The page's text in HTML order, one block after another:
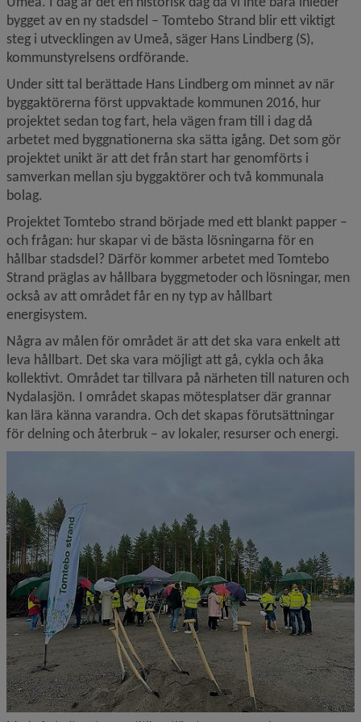
bygget av en ny stadsdel – Tomtebo Strand blir ett viktigt
steg i utvecklingen av Umeå, säger Hans Lindberg (S),
kommunstyrelsens ordförande.
Under sitt tal berättade Hans Lindberg om minnet av när
byggaktörerna först uppvaktade kommunen 2016, hur
projektet sedan tog fart, hela vägen fram till i dag då
arbetet med byggnationerna ska sätta igång. Det som gör
projektet unikt är att det från start har genomförts i
samverkan mellan sju byggaktörer och två kommunala
bolag.
Projektet Tomtebo strand började med ett blankt papper –
och frågan: hur skapar vi de bästa lösningarna för en
hållbar stadsdel? Därför kommer arbetet med Tomtebo
Strand präglas av hållbara byggmetoder och lösningar, men
också av att området får en ny typ av hållbart
energisystem.
Några av målen för området är att det ska vara enkelt att
leva hållbart. Det ska vara möjligt att gå, cykla och åka
kollektivt. Området tar tillvara på närheten till naturen och
Nydalasjön. I området skapas mötesplatser där grannar
kan lära känna varandra. Och det skapas förutsättningar
för delning och återbruk – av lokaler, resurser och energi.